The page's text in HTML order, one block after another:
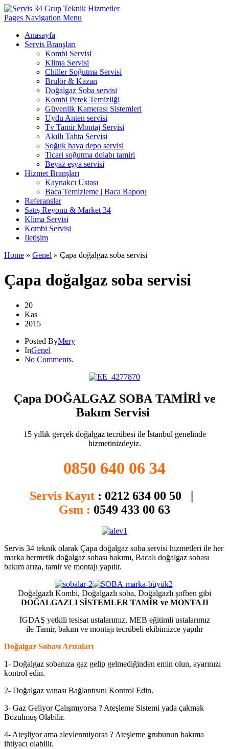
Pages Navigation Menu
Anasayfa
Servis Branşları
Kombi Servisi
Klima Servisi
Chiller Soğutma Servisi
Brulör & Kazan
Doğalgaz Soba servisi
Kombi Petek Temizliği
Güvenlik Kamerası Sistemleri
Uydu Anten servisi
Tv Tamir Montaj Servisi
Akıllı Tahta Servisi
Soğuk hava depo servisi
Ticari soğutma dolabı tamiri
Beyaz eşya servisi
Hizmet Branşları
Kaynakcı Ustası
Baca Temizleme | Baca Raporu
Referanslar
Satış Reyonu & Market 34
Klima Servisi
Kombi Servisi
İletişim
Home » Genel » Çapa doğalgaz soba servisi
Çapa doğalgaz soba servisi
20
Kas
2015
Posted ByMery
InGenel
No Comments.
Çapa DOĞALGAZ SOBA TAMİRİ ve
Bakım Servisi
15 yıllık gerçek doğalgaz tecrübesi ile İstanbul genelinde
hizmetinizdeyiz.
0850 640 06 34
Servis Kayıt : 0212 634 00 50 |
Gsm : 0549 433 00 63
Servis 34 teknik olarak Çapa doğalgaz soba servisi hizmetleri ile her
marka hermetik doğalgaz sobası bakımı, Bacalı doğalgaz sobası
bakım arıza, tamir ve montajı yapılır.
Doğalgazlı Kombi, Doğalgazlı soba, Doğalgazlı şofben gibi
DOĞALGAZLI SİSTEMLER TAMİR ve MONTAJI
İGDAŞ yetkili tesisat ustalarımız, MEB eğitimli ustalarımız
ile Tamir, bakım ve montajı tecrübeli ekibimizce yapılır
Doğalgaz Sobası Arızaları
1- Doğalgaz sobanıza gaz gelip gelmediğinden emin olun, ayarınızı
kontrol edin.
2- Doğalgaz vanası Bağlantısını Kontrol Edin.
3- Gaz Geliyor Çalışmıyorsa ? Ateşleme Sistemi yada çakmak
Bozulmuş Olabilir.
4- Ateşliyor ama alevlenmiyorsa ? Ateşleme grubunun bakıma
ihtiyacı olabilir.